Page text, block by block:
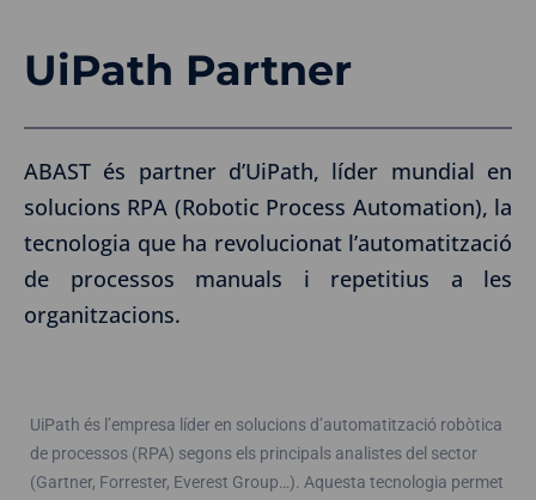
UiPath Partner
ABAST és partner d’UiPath, líder mundial en
solucions RPA (Robotic Process Automation), la
tecnologia que ha revolucionat l’automatització
de processos manuals i repetitius a les
organitzacions.
UiPath és l’empresa líder en solucions d’automatització robòtica
de processos (RPA) segons els principals analistes del sector
(Gartner, Forrester, Everest Group…). Aquesta tecnologia permet